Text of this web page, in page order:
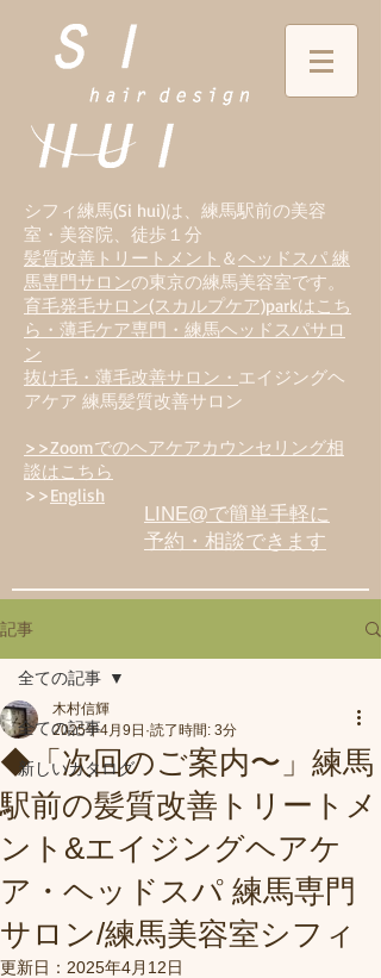
シフィ練馬(Si hui)は、 練馬駅前の美容
室・美容院、徒歩１分
髪質改善トリートメント ＆ヘッドスパ 練
馬専門サロンの東京の練馬美容室です。
育毛発毛サロン(スカルプケア)parkはこち
ら・薄毛ケア専門・練馬ヘッドスパサロ
ン
抜け毛・薄毛改善サロン・ エイジングヘ
アケア 練馬髪質改善サロン
>>Zoomでのヘアケアカウンセリング相
談はこちら
>>English
LINE@で簡単手軽に
予約・相談できます
記事
全ての記事
新しいカタログ
全ての記事
◆「次回のご案内〜」練馬
駅前の髪質改善トリートメ
ント&エイジングヘアケ
ア・ヘッドスパ 練馬専門
サロン/練馬美容室シフィ
木村信輝
2025年4月9日 読了時間: 3分
更新日： 2025年4月12日